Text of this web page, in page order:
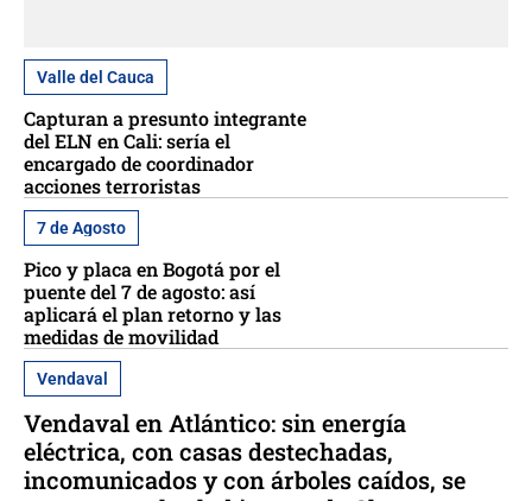
Valle del Cauca
Capturan a presunto integrante
del ELN en Cali: sería el
encargado de coordinador
acciones terroristas
7 de Agosto
Pico y placa en Bogotá por el
puente del 7 de agosto: así
aplicará el plan retorno y las
medidas de movilidad
Vendaval
Vendaval en Atlántico: sin energía
eléctrica, con casas destechadas,
incomunicados y con árboles caídos, se